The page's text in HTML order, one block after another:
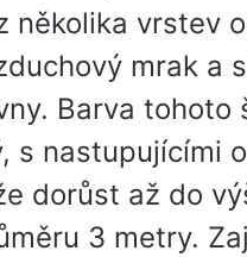
několika vrstev
mrak a
Barva tohoto
s nastupujícími
dorůst až do
3 metry.